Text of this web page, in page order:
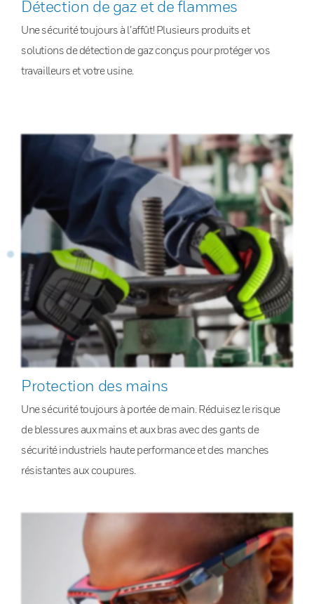
Détection de gaz et de flammes
Une sécurité toujours à l’affût! Plusieurs produits et
solutions de détection de gaz conçus pour protéger vos
travailleurs et votre usine.
Protection des mains
Une sécurité toujours à portée de main. Réduisez le risque
de blessures aux mains et aux bras avec des gants de
sécurité industriels haute performance et des manches
résistantes aux coupures.